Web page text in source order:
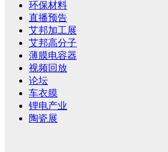
环保材料
直播预告
艾邦加工展
艾邦高分子
薄膜电容器
视频回放
论坛
车衣膜
锂电产业
陶瓷展